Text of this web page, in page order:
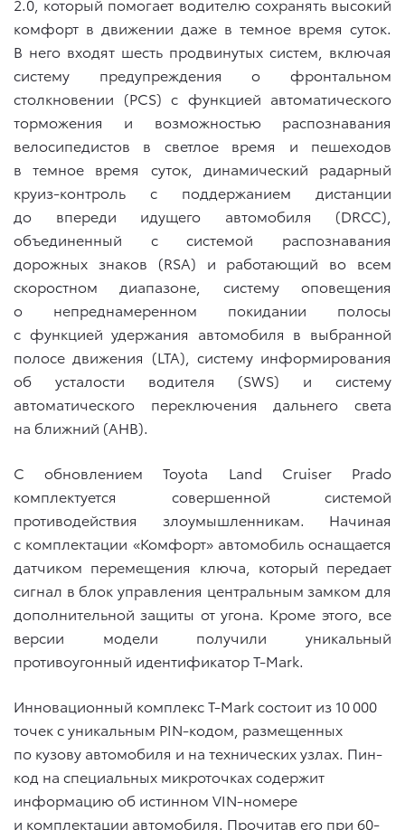
комфорт в движении даже в темное время суток.
В него входят шесть продвинутых систем, включая
систему предупреждения о фронтальном
столкновении (PCS) с функцией автоматического
торможения и возможностью распознавания
велосипедистов в светлое время и пешеходов
в темное время суток, динамический радарный
круиз-контроль с поддержанием дистанции
до впереди идущего автомобиля (DRCC),
объединенный с системой распознавания
дорожных знаков (RSA) и работающий во всем
скоростном диапазоне, систему оповещения
о непреднамеренном покидании полосы
с функцией удержания автомобиля в выбранной
полосе движения (LTA), систему информирования
об усталости водителя (SWS) и систему
автоматического переключения дальнего света
на ближний (AHB).
С обновлением Toyota Land Cruiser Prado
комплектуется совершенной системой
противодействия злоумышленникам. Начиная
с комплектации «Комфорт» автомобиль оснащается
датчиком перемещения ключа, который передает
сигнал в блок управления центральным замком для
дополнительной защиты от угона. Кроме этого, все
версии модели получили уникальный
противоугонный идентификатор T-Mark.
Инновационный комплекс T-Mark состоит из 10 000
точек с уникальным PIN-кодом, размещенных
по кузову автомобиля и на технических узлах. Пин-
код на специальных микроточках содержит
информацию об истинном VIN-номере
и комплектации автомобиля. Прочитав его при 60-